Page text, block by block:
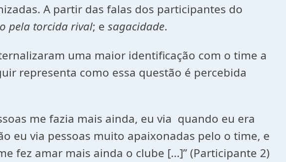
A partir das falas dos participantes do
pela torcida rival; e sagacidade.
uma maior identificação com o time a
representa como essa questão é percebida
me fazia mais ainda, eu via quando eu era
eu via pessoas muito apaixonadas pelo o time, e
fez amar mais ainda o clube [...]” (Participante 2)